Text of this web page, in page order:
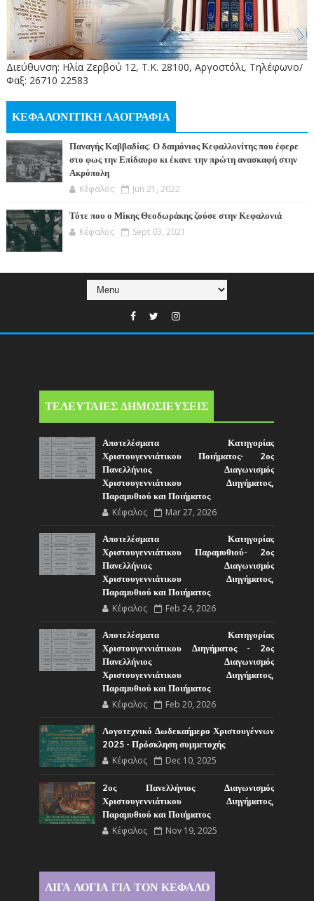
Διεύθυνση: Ηλία Ζερβού 12, Τ.Κ. 28100, Αργοστόλι, Τηλέφωνο/
Φαξ: 26710 22583
ΚΕΦΑΛΟΝΙΤΙΚΗ ΛΑΟΓΡΑΦΙΑ
Παναγής Καββαδίας: Ο δαιμόνιος Κεφαλλονίτης που έφερε
στο φως την Επίδαυρο κι έκανε την πρώτη ανασκαφή στην
Ακρόπολη
Κέφαλος Jun 21, 2022
Τότε που ο Μίκης Θεοδωράκης ζούσε στην Κεφαλονιά
Κέφαλος Sept 03, 2021
ΤΕΛΕΥΤΑΙΕΣ ΔΗΜΟΣΙΕΥΣΕΙΣ
Αποτελέσματα Κατηγορίας
Χριστουγεννιάτικου Ποιήματος- 2ος
Πανελλήνιος Διαγωνισμός
Χριστουγεννιάτικου Διηγήματος,
Παραμυθιού και Ποιήματος
Κέφαλος Mar 27, 2026
Αποτελέσματα Κατηγορίας
Χριστουγεννιάτικου Παραμυθιού- 2ος
Πανελλήνιος Διαγωνισμός
Χριστουγεννιάτικου Διηγήματος,
Παραμυθιού και Ποιήματος
Κέφαλος Feb 24, 2026
Αποτελέσματα Κατηγορίας
Χριστουγεννιάτικου Διηγήματος - 2ος
Πανελλήνιος Διαγωνισμός
Χριστουγεννιάτικου Διηγήματος,
Παραμυθιού και Ποιήματος
Κέφαλος Feb 20, 2026
Λογοτεχνικό Δωδεκαήμερο Χριστουγέννων
2025 - Πρόσκληση συμμετοχής
Κέφαλος Dec 10, 2025
2ος Πανελλήνιος Διαγωνισμός
Χριστουγεννιάτικου Διηγήματος,
Παραμυθιού και Ποιήματος
Κέφαλος Nov 19, 2025
ΛΙΓΑ ΛΟΓΙΑ ΓΙΑ ΤΟΝ ΚΕΦΑΛΟ